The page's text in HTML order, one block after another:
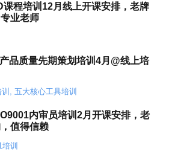
课程培训12月线上开课安排，老牌
业老师
品质量先期策划培训4月@线上培
五大核心工具培训
内审员培训2月开课安排，老
值得信赖
培训